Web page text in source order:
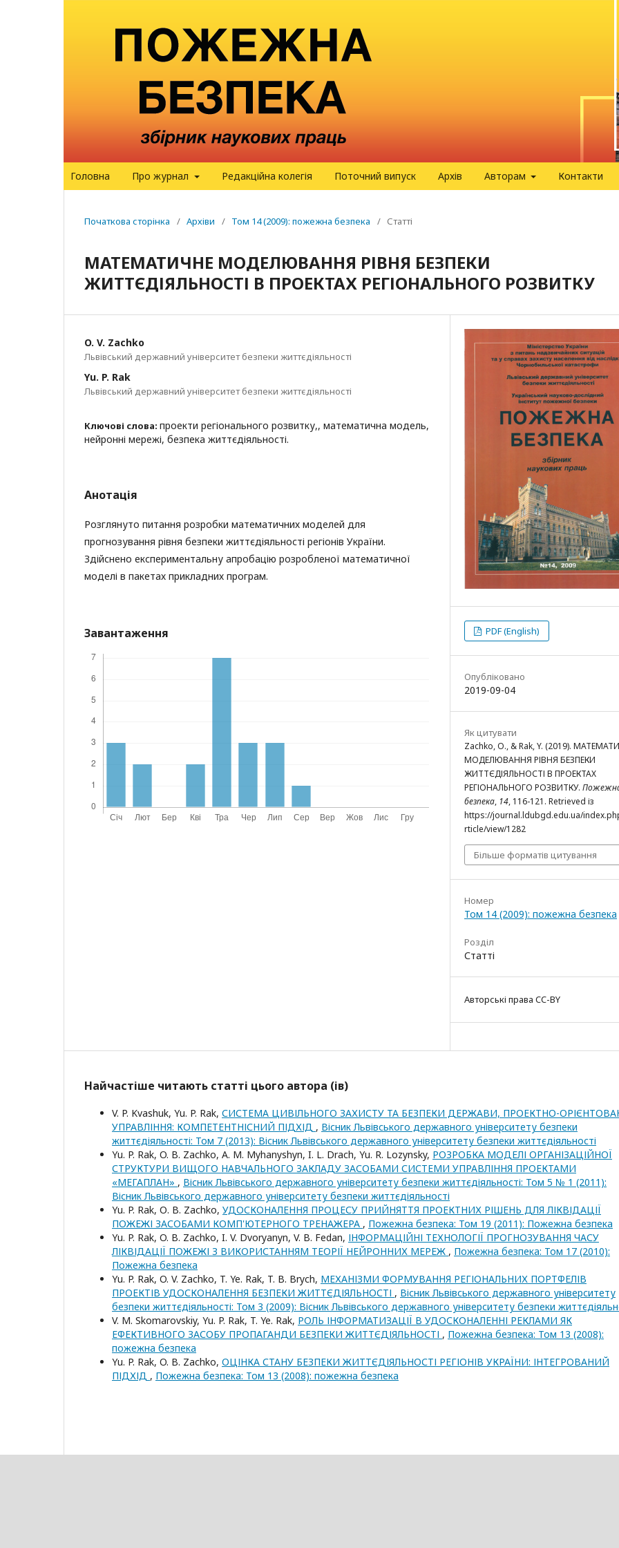
Головна Про журнал Редакційна колегія Поточний випуск Архів Авторам Контакти
Початкова сторінка / Архіви / Том 14 (2009): пожежна безпека / Статті
МАТЕМАТИЧНЕ МОДЕЛЮВАННЯ РІВНЯ БЕЗПЕКИ
ЖИТТЄДІЯЛЬНОСТІ В ПРОЕКТАХ РЕГІОНАЛЬНОГО РОЗВИТКУ
O. V. Zachko
Львівський державний університет безпеки життєдіяльності
Yu. P. Rak
Львівський державний університет безпеки життєдіяльності
Ключові слова: проекти регіонального розвитку,, математична модель,
нейронні мережі, безпека життєдіяльності.
Анотація
Розглянуто питання розробки математичних моделей для
прогнозування рівня безпеки життєдіяльності регіонів України.
Здійснено експериментальну апробацію розробленої математичної
моделі в пакетах прикладних програм.
Завантаження PDF (English)
Опубліковано
2019-09-04
Як цитувати
Zachko, O., & Rak, Y. (2019).
МОДЕЛЮВАННЯ РІВНЯ БЕЗПЕКИ
ЖИТТЄДІЯЛЬНОСТІ В ПРОЕКТАХ
РЕГІОНАЛЬНОГО РОЗВИТКУ.
безпека, 14, 116-121. Retrieved із
https://journal.ldubgd.edu.ua/
rticle/view/1282
Більше форматів цитування
Номер
Том 14 (2009): пожежна безпека
Розділ
Статті
Авторські права CC-BY
Найчастіше читають статті цього автора (ів)
V. P. Kvashuk, Yu. P. Rak, СИСТЕМА ЦИВІЛЬНОГО ЗАХИСТУ ТА БЕЗПЕКИ ДЕРЖАВИ, ПРОЕКТНО-
УПРАВЛІННЯ: КОМПЕТЕНТНІСНИЙ ПІДХІД , Вісник Львівського державного університету безпеки
життєдіяльності: Том 7 (2013): Вісник Львівського державного університету безпеки життєдіяльності
Yu. P. Rak, O. B. Zachko, A. M. Myhanyshyn, I. L. Drach, Yu. R. Lozynsky, РОЗРОБКА МОДЕЛІ ОРГАНІЗАЦІЙНОЇ
СТРУКТУРИ ВИЩОГО НАВЧАЛЬНОГО ЗАКЛАДУ ЗАСОБАМИ СИСТЕМИ УПРАВЛІННЯ ПРОЕКТАМИ
«МЕГАПЛАН» , Вісник Львівського державного університету безпеки життєдіяльності: Том 5 № 1 (2011):
Вісник Львівського державного університету безпеки життєдіяльності
Yu. P. Rak, О. B. Zachko, УДОСКОНАЛЕННЯ ПРОЦЕСУ ПРИЙНЯТТЯ ПРОЕКТНИХ РІШЕНЬ ДЛЯ ЛІКВІДАЦІЇ
ПОЖЕЖІ ЗАСОБАМИ КОМП'ЮТЕРНОГО ТРЕНАЖЕРА , Пожежна безпека: Том 19 (2011): Пожежна безпека
Yu. P. Rak, O. B. Zachko, I. V. Dvoryanyn, V. B. Fedan, ІНФОРМАЦІЙНІ ТЕХНОЛОГІЇ ПРОГНОЗУВАННЯ ЧАСУ
ЛІКВІДАЦІЇ ПОЖЕЖІ З ВИКОРИСТАННЯМ ТЕОРІЇ НЕЙРОННИХ МЕРЕЖ , Пожежна безпека: Том 17 (2010):
Пожежна безпека
Yu. P. Rak, O. V. Zachko, T. Ye. Rak, T. В. Brych, МЕХАНІЗМИ ФОРМУВАННЯ РЕГІОНАЛЬНИХ ПОРТФЕЛІВ
ПРОЕКТІВ УДОСКОНАЛЕННЯ БЕЗПЕКИ ЖИТТЄДІЯЛЬНОСТІ , Вісник Львівського державного університету
безпеки життєдіяльності: Том 3 (2009): Вісник Львівського державного університету безпеки
V. M. Skomarovskiy, Yu. P. Rak, T. Ye. Rak, РОЛЬ ІНФОРМАТИЗАЦІЇ В УДОСКОНАЛЕННІ РЕКЛАМИ ЯК
ЕФЕКТИВНОГО ЗАСОБУ ПРОПАГАНДИ БЕЗПЕКИ ЖИТТЄДІЯЛЬНОСТІ , Пожежна безпека: Том 13 (2008):
пожежна безпека
Yu. P. Rak, O. В. Zachko, ОЦІНКА СТАНУ БЕЗПЕКИ ЖИТТЄДІЯЛЬНОСТІ РЕГІОНІВ УКРАЇНИ: ІНТЕГРОВАНИЙ
ПІДХІД , Пожежна безпека: Том 13 (2008): пожежна безпека